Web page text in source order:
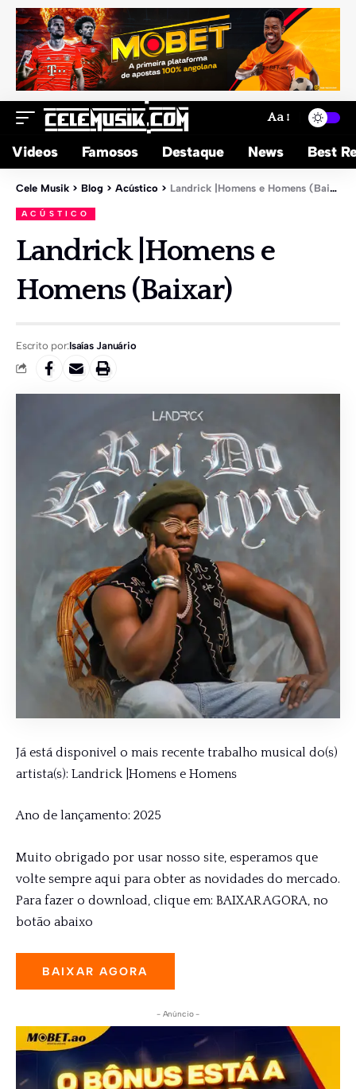
Aa
Videos Famosos Destaque News Best
Cele Musik > Blog > Acústico > Landrick |Homens e Homens (Baixar)
ACÚSTICO
Landrick |Homens e
Homens (Baixar)
Escrito por:Isaías Januário
Já está disponivel o mais recente trabalho musical do(s)
artista(s): Landrick |Homens e Homens
Ano de lançamento: 2025
Muito obrigado por usar nosso site, esperamos que
volte sempre aqui para obter as novidades do mercado.
Para fazer o download, clique em: BAIXAR AGORA, no
botão abaixo
BAIXAR AGORA
- Anúncio -